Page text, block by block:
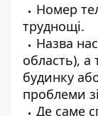
Номер
труднощі.
Назва
область),
будинку
проблеми
Де саме